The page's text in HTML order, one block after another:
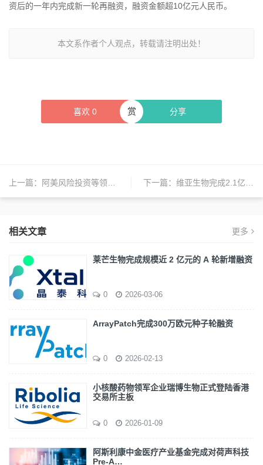
资后的一年内完成新一轮再融资，融资金额超10亿元人民币。
本文系作者个人观点，转载请注明出处！
喜欢 0 分享
赏
上一篇： 阿美风险投资等领投辐联科技B轮股权融资，助力放射性药物治疗领域创新 下一篇： 维亚生物完成2.1亿美金融资，引入淡马锡、弘晖及淡明投资
相关文章 更多
莱芒生物完成规模近 2 亿元的 A 轮新增融资
0 2026-03-06
ArrayPatch完成300万欧元种子轮融资
0 2026-02-13
小核酸药物领军企业瑞博生物正式登陆香港
交易所主板
0 2026-01-09
阿斯利康中金医疗产业基金完成对荷声科技
Pre-A…